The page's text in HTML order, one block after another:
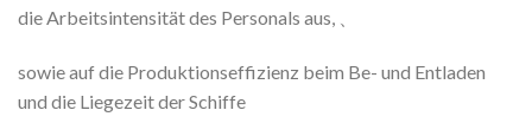
die Arbeitsintensität des Personals aus, 、
sowie auf die Produktionseffizienz beim Be- und Entladen
und die Liegezeit der Schiffe